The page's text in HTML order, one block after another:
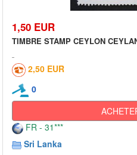
1,50 EUR
TIMBRE STAMP CEYLON
2,50 EUR
0
FR - 31***
Sri Lanka